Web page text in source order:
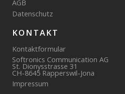
AGB
Datenschutz
KONTAKT
Kontaktformular
Softronics Communication AG
St. Dionysstrasse 31
CH-8645 Rapperswil-Jona
Impressum